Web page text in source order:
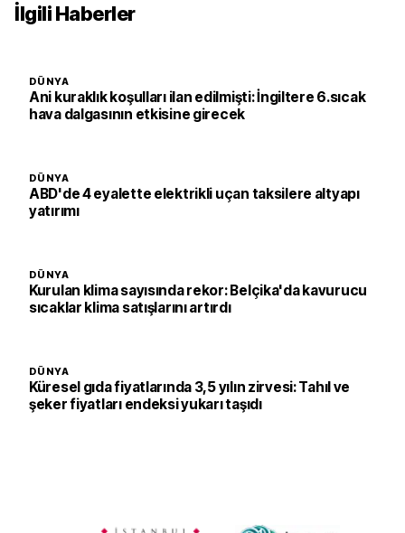
İlgili Haberler
DÜNYA
Ani kuraklık koşulları ilan edilmişti: İngiltere 6.sıcak
hava dalgasının etkisine girecek
DÜNYA
ABD'de 4 eyalette elektrikli uçan taksilere altyapı
yatırımı
DÜNYA
Kurulan klima sayısında rekor: Belçika'da kavurucu
sıcaklar klima satışlarını artırdı
DÜNYA
Küresel gıda fiyatlarında 3,5 yılın zirvesi: Tahıl ve
şeker fiyatları endeksi yukarı taşıdı